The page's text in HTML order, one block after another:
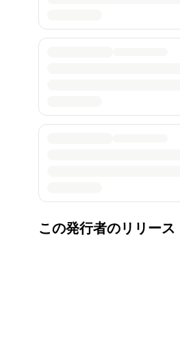
この発行者のリリース